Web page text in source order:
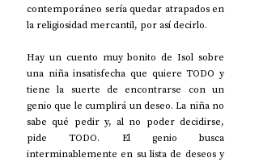
contemporáneo sería quedar atrapados en
la religiosidad mercantil, por así decirlo.
Hay un cuento muy bonito de Isol sobre
una niña insatisfecha que quiere TODO y
tiene la suerte de encontrarse con un
genio que le cumplirá un deseo. La niña no
sabe qué pedir y, al no poder decidirse,
pide TODO. El genio busca
interminablemente en su lista de deseos y